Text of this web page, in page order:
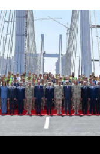
السيسي يفتتح
وكوبري تحيا مصر